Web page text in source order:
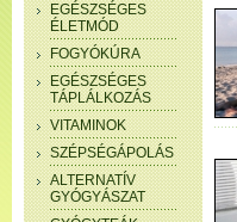
EGÉSZSÉGES
ÉLETMÓD
FOGYÓKÚRA
EGÉSZSÉGES
TÁPLÁLKOZÁS
VITAMINOK
SZÉPSÉGÁPOLÁS
ALTERNATÍV
GYÓGYÁSZAT